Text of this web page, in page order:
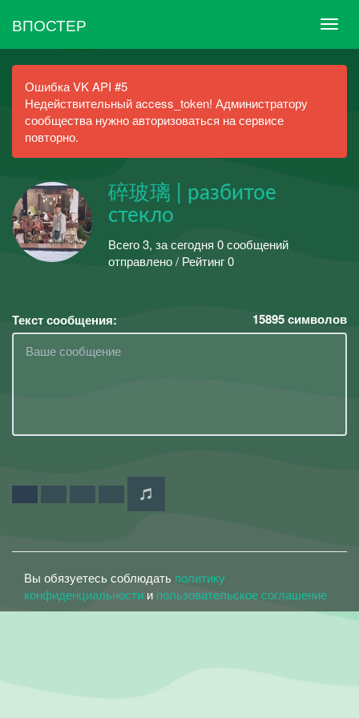
ВПОСТЕР
Ошибка VK API #5
Недействительный access_token! Администратору
сообщества нужно авторизоваться на сервисе
повторно.
碎玻璃 | разбитое
стекло
Всего 3, за сегодня 0 сообщений
отправлено / Рейтинг 0
Текст сообщения: 15895символов
Вы обязуетесь соблюдать политику
конфиденциальности и пользовательское соглашение